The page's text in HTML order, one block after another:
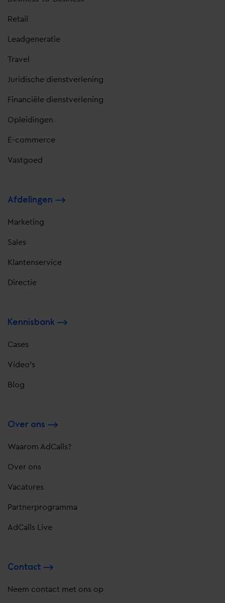
Retail
Leadgeneratie
Travel
Juridische dienstverlening
Financiële dienstverlening
Opleidingen
E-commerce
Vastgoed
Afdelingen
Marketing
Sales
Klantenservice
Directie
Kennisbank
Cases
Video's
Blog
Over ons
Waarom AdCalls?
Over ons
Vacatures
Partnerprogramma
AdCalls Live
Contact
Neem contact met ons op